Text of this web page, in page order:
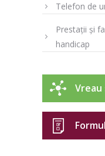
Telefon de
Prestații și
handicap